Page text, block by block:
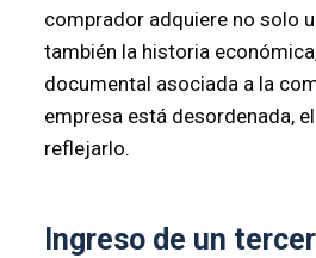
comprador adquiere no solo
también la historia
documental asociada a la
empresa está desordenada,
reflejarlo.
Ingreso de un